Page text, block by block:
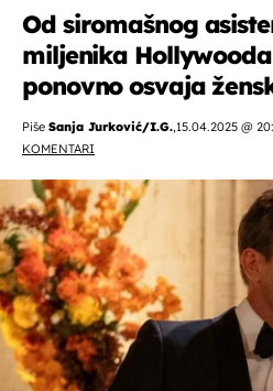
Od siromašnog
miljenika
ponovno osvaja
Piše Sanja Jurković/I.G.,15.04.2025 @
KOMENTARI
OMOGUĆI